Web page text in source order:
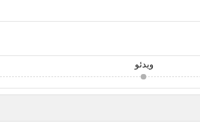
ویدئو